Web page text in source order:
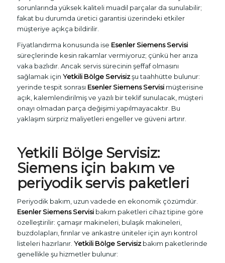
sorunlarında yüksek kaliteli muadil parçalar da sunulabilir;
fakat bu durumda üretici garantisi üzerindeki etkiler
müşteriye açıkça bildirilir.
Fiyatlandırma konusunda ise Esenler Siemens Servisi
süreçlerinde kesin rakamlar vermiyoruz; çünkü her arıza
vaka bazlıdır. Ancak servis sürecinin şeffaf olmasını
sağlamak için Yetkili Bölge Servisizşu taahhütte bulunur:
yerinde tespit sonrası Esenler Siemens Servisimüşterisine
açık, kalemlendirilmiş ve yazılı bir teklif sunulacak, müşteri
onayı olmadan parça değişimi yapılmayacaktır. Bu
yaklaşım sürpriz maliyetleri engeller ve güveni artırır.
Yetkili Bölge Servisiz:
Siemens için bakım ve
periyodik servis paketleri
Periyodik bakım, uzun vadede en ekonomik çözümdür.
Esenler Siemens Servisibakım paketleri cihaz tipine göre
özelleştirilir: çamaşır makineleri, bulaşık makineleri,
buzdolapları, fırınlar ve ankastre üniteler için ayrı kontrol
listeleri hazırlanır. Yetkili Bölge Servisizbakım paketlerinde
genellikle şu hizmetler bulunur: